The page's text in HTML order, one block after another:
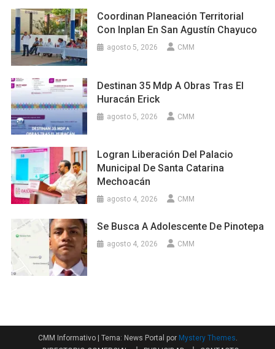
Coordinan Planeación Territorial
Con Inplan En San Agustín Chayuco
agosto 5, 2026 CMM
Destinan 35 Mdp A Obras Tras El
Huracán Erick
agosto 5, 2026 CMM
Logran Liberación Del Palacio
Municipal De Santa Catarina
Mechoacán
agosto 4, 2026 CMM
Se Busca A Adolescente De Pinotepa
agosto 4, 2026 CMM
CMM Informativo Tema: News Portal por Mystery Themes.